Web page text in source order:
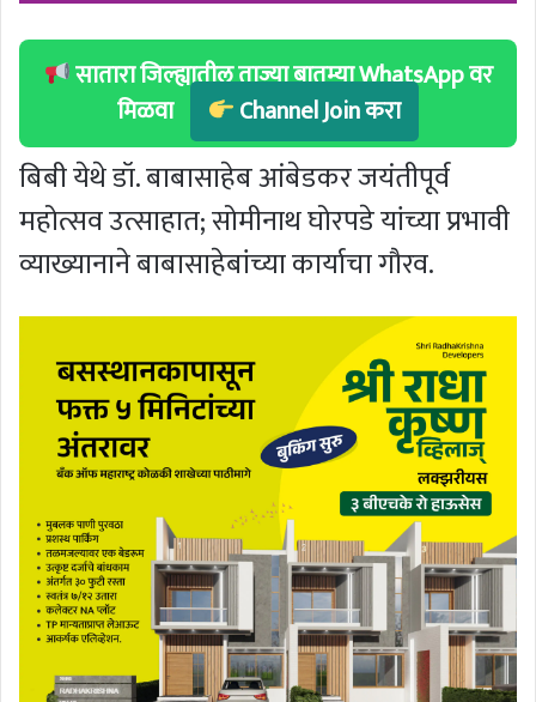
सातारा जिल्ह्यातील ताज्या बातम्या WhatsApp वर
मिळवा
Channel Join करा
बिबी येथे डॉ. बाबासाहेब आंबेडकर जयंतीपूर्व
महोत्सव उत्साहात; सोमीनाथ घोरपडे यांच्या प्रभावी
व्याख्यानाने बाबासाहेबांच्या कार्याचा गौरव.